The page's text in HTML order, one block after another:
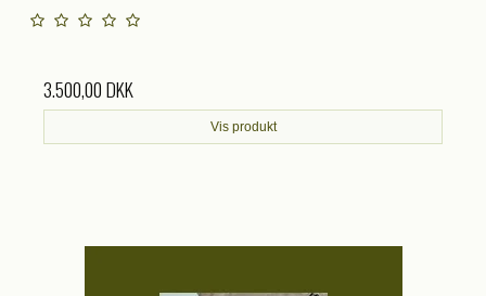
3.500,00 DKK
Vis produkt